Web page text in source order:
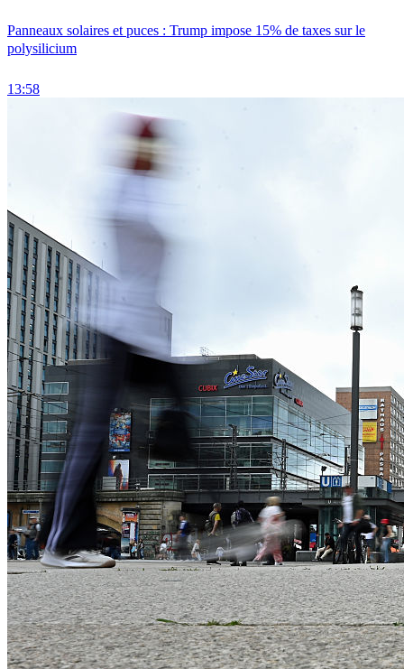
Panneaux solaires et puces : Trump impose 15% de taxes sur le
polysilicium
13:58